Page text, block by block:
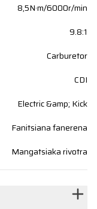
8,5N·m/6000r/min
9.8:1
Carburetor
CDI
Electric &amp; Kick
Fanitsiana fanerena
Mangatsiaka rivotra